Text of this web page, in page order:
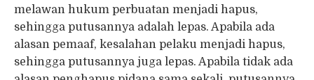
melawan hukum perbuatan menjadi hapus,
sehingga putusannya adalah lepas. Apabila ada
alasan pemaaf, kesalahan pelaku menjadi hapus,
sehingga putusannya juga lepas. Apabila tidak ada